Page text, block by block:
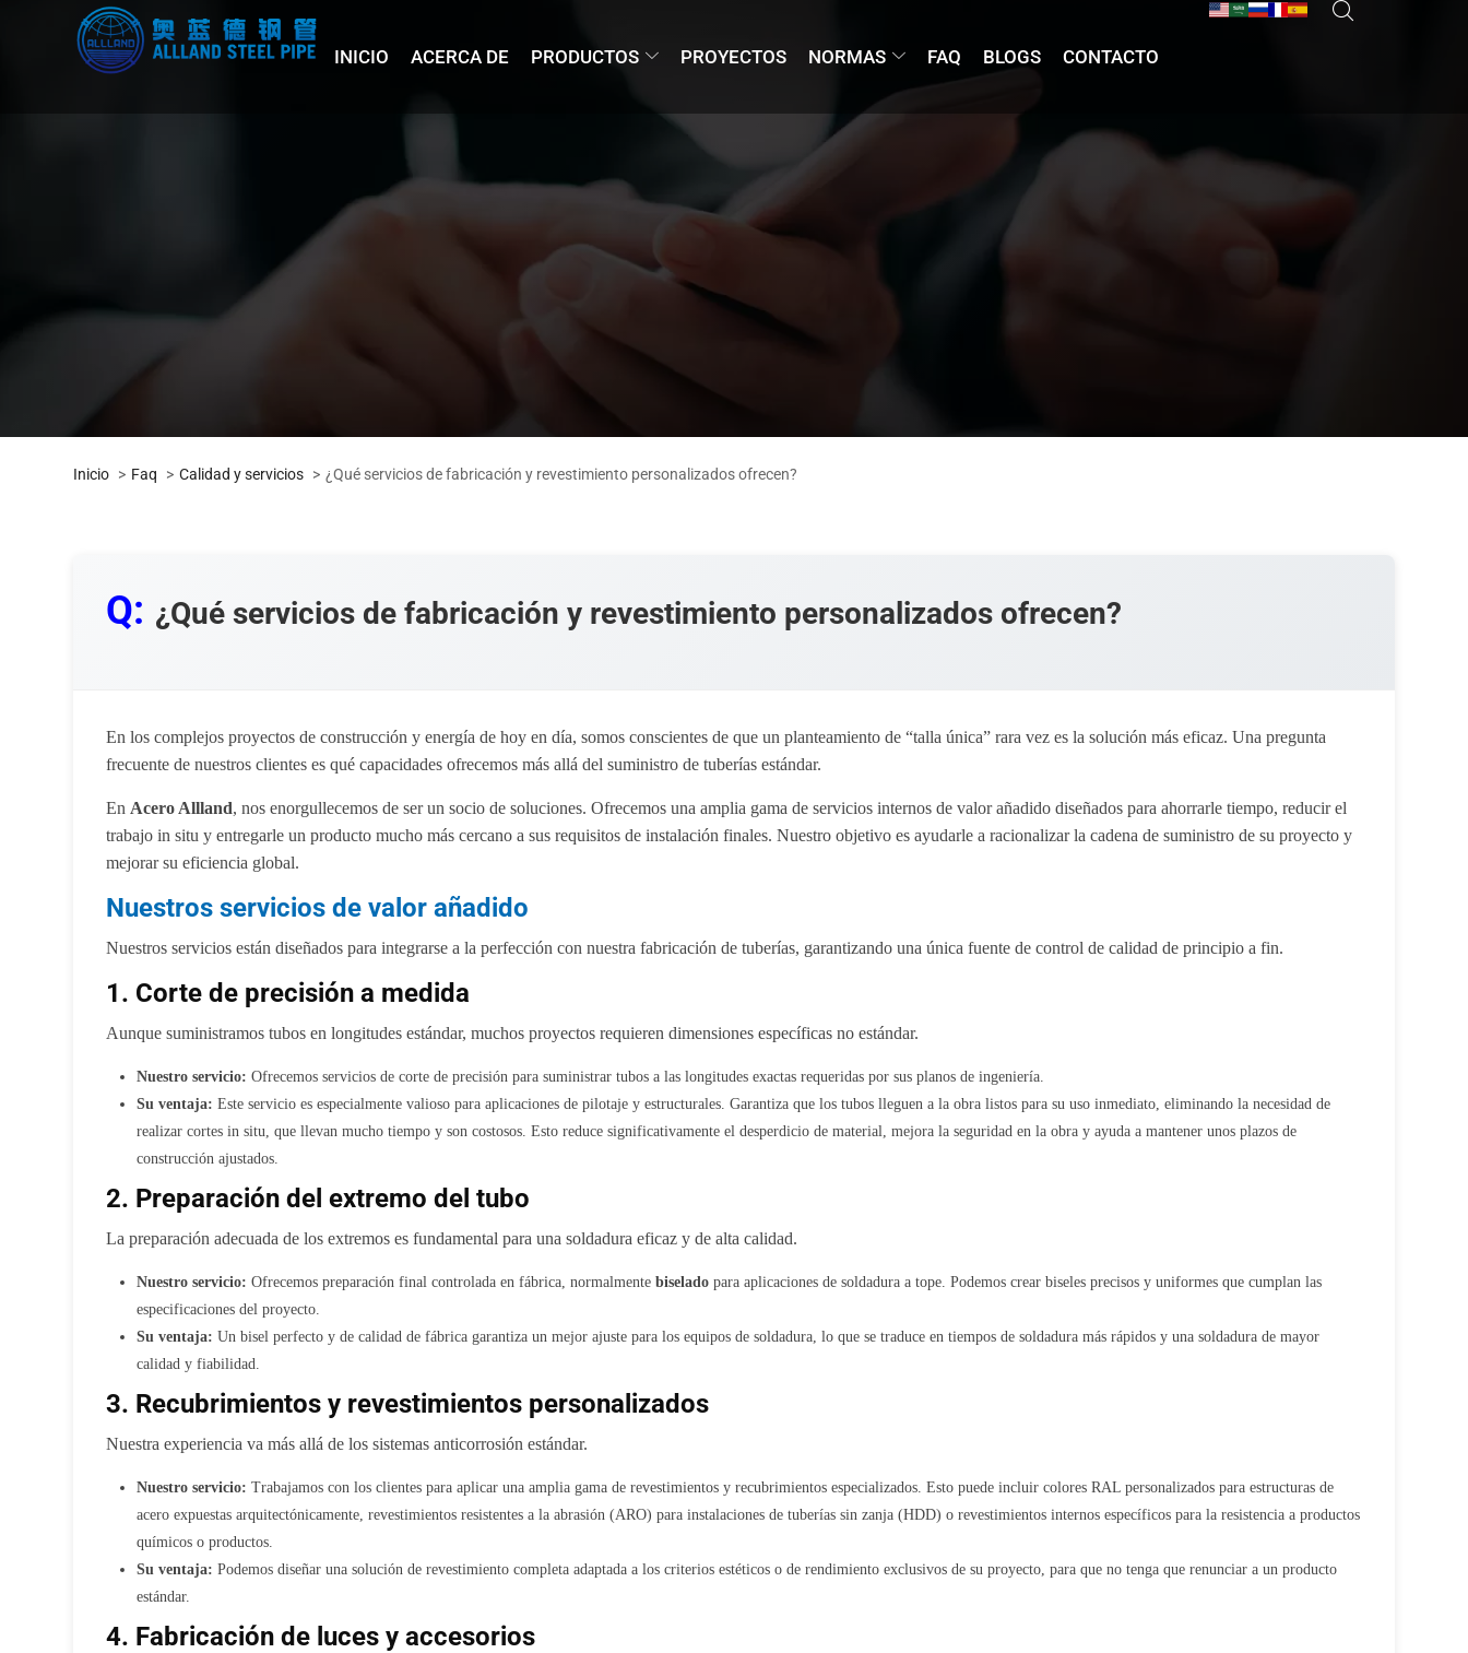
INICIO ACERCA DE PRODUCTOS PROYECTOS NORMAS FAQ BLOGS CONTACTO
Inicio Faq Calidad y servicios ¿Qué servicios de fabricación y revestimiento personalizados ofrecen?
Q: ¿Qué servicios de fabricación y revestimiento personalizados ofrecen?
En los complejos proyectos de construcción y energía de hoy en día, somos conscientes de que un planteamiento de “talla única” rara vez es la solución más eficaz. Una pregunta
frecuente de nuestros clientes es qué capacidades ofrecemos más allá del suministro de tuberías estándar.
En Acero Allland, nos enorgullecemos de ser un socio de soluciones. Ofrecemos una amplia gama de servicios internos de valor añadido diseñados para ahorrarle tiempo, reducir el
trabajo in situ y entregarle un producto mucho más cercano a sus requisitos de instalación finales. Nuestro objetivo es ayudarle a racionalizar la cadena de suministro de su proyecto y
mejorar su eficiencia global.
Nuestros servicios de valor añadido
Nuestros servicios están diseñados para integrarse a la perfección con nuestra fabricación de tuberías, garantizando una única fuente de control de calidad de principio a fin.
1. Corte de precisión a medida
Aunque suministramos tubos en longitudes estándar, muchos proyectos requieren dimensiones específicas no estándar.
Nuestro servicio: Ofrecemos servicios de corte de precisión para suministrar tubos a las longitudes exactas requeridas por sus planos de ingeniería.
Su ventaja: Este servicio es especialmente valioso para aplicaciones de pilotaje y estructurales. Garantiza que los tubos lleguen a la obra listos para su uso inmediato, eliminando la necesidad de
realizar cortes in situ, que llevan mucho tiempo y son costosos. Esto reduce significativamente el desperdicio de material, mejora la seguridad en la obra y ayuda a mantener unos plazos de
construcción ajustados.
2. Preparación del extremo del tubo
La preparación adecuada de los extremos es fundamental para una soldadura eficaz y de alta calidad.
Nuestro servicio: Ofrecemos preparación final controlada en fábrica, normalmentebiselado para aplicaciones de soldadura a tope. Podemos crear biseles precisos y uniformes que cumplan las
especificaciones del proyecto.
Su ventaja: Un bisel perfecto y de calidad de fábrica garantiza un mejor ajuste para los equipos de soldadura, lo que se traduce en tiempos de soldadura más rápidos y una soldadura de mayor
calidad y fiabilidad.
3. Recubrimientos y revestimientos personalizados
Nuestra experiencia va más allá de los sistemas anticorrosión estándar.
Nuestro servicio: Trabajamos con los clientes para aplicar una amplia gama de revestimientos y recubrimientos especializados. Esto puede incluir colores RAL personalizados para estructuras de
acero expuestas arquitectónicamente, revestimientos resistentes a la abrasión (ARO) para instalaciones de tuberías sin zanja (HDD) o revestimientos internos específicos para la resistencia a productos
químicos o productos.
Su ventaja: Podemos diseñar una solución de revestimiento completa adaptada a los criterios estéticos o de rendimiento exclusivos de su proyecto, para que no tenga que renunciar a un producto
estándar.
4. Fabricación de luces y accesorios